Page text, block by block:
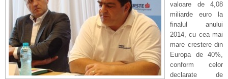
valoare de 4,08
miliarde euro la
finalul anului
2014, cu cea mai
mare crestere din
Europa de 40%,
conform celor
declarate de